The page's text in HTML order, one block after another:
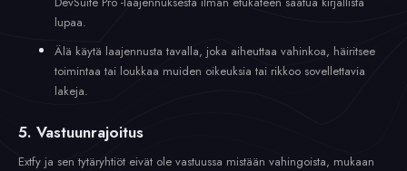
lupaa.
Älä käytä laajennusta tavalla, joka aiheuttaa vahinkoa, häiritsee
toimintaa tai loukkaa muiden oikeuksia tai rikkoo sovellettavia
lakeja.
5. Vastuunrajoitus
Extfy ja sen tytäryhtiöt eivät ole vastuussa mistään vahingoista, mukaan